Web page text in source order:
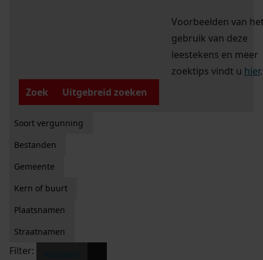
Voorbeelden van
gebruik van deze
leestekens en meer
zoektips vindt u hier.
Zoek
Uitgebreid zoeken
Soort vergunning
Bestanden
Gemeente
Kern of buurt
Plaatsnamen
Straatnamen
Filter: